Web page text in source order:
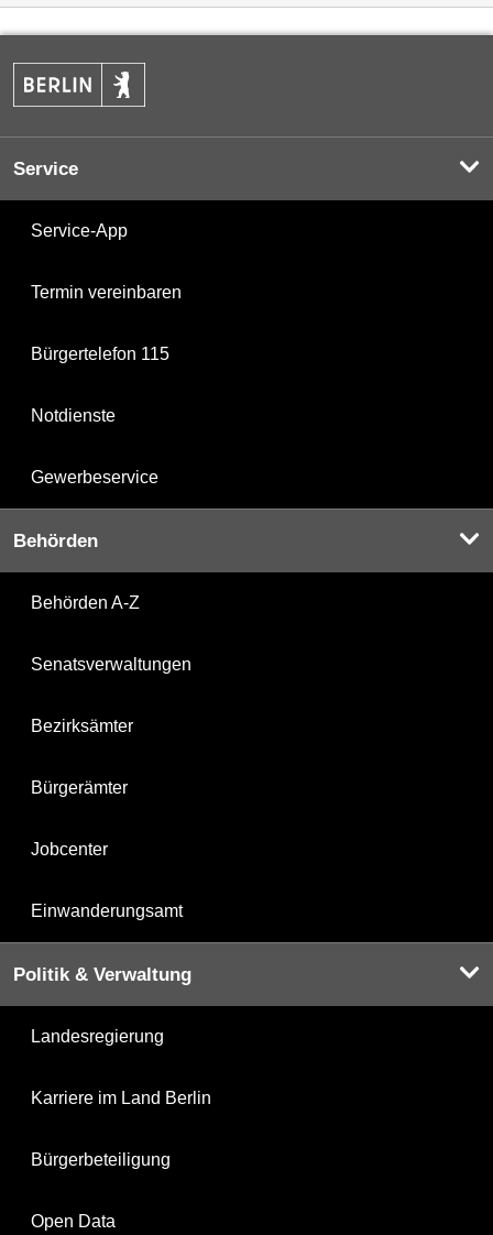
Service
Service-App
Termin vereinbaren
Bürgertelefon 115
Notdienste
Gewerbeservice
Behörden
Behörden A-Z
Senatsverwaltungen
Bezirksämter
Bürgerämter
Jobcenter
Einwanderungsamt
Politik & Verwaltung
Landesregierung
Karriere im Land Berlin
Bürgerbeteiligung
Open Data